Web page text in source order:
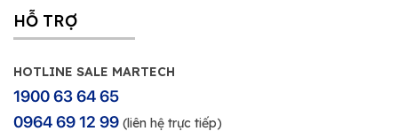
HỖ TRỢ
HOTLINE SALE MARTECH
1900 63 64 65
0964 69 12 99 (liên hệ trực tiếp)